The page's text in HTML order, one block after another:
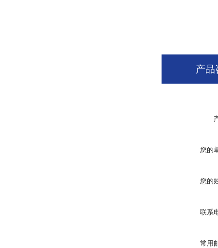
产品
您的
您的
联系
常用